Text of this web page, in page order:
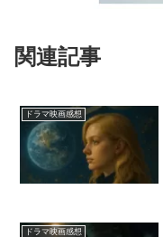
関連記事
ドラマ映画感想
ドラマ映画感想